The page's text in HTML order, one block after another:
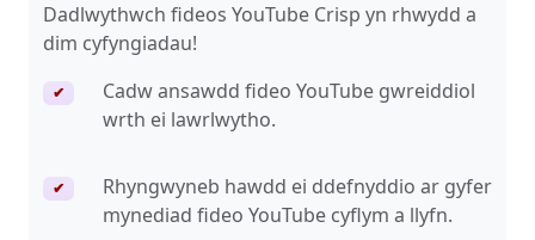
Dadlwythwch fideos YouTube Crisp yn rhwydd a
dim cyfyngiadau!
✔
Cadw ansawdd fideo YouTube gwreiddiol
wrth ei lawrlwytho.
✔
Rhyngwyneb hawdd ei ddefnyddio ar gyfer
mynediad fideo YouTube cyflym a llyfn.